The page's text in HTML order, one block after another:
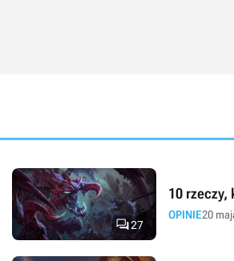
27
10 rzeczy,
OPINIE20